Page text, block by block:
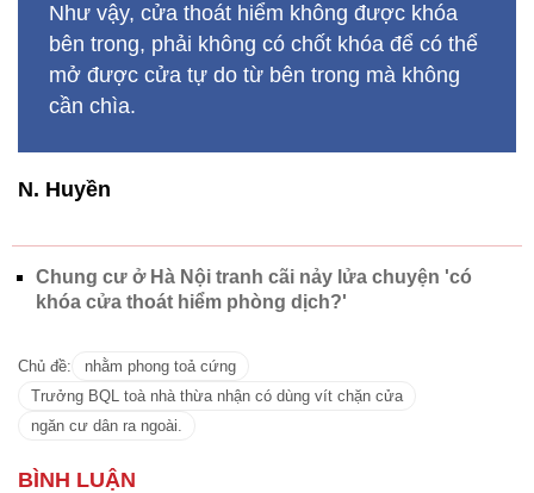
Như vậy, cửa thoát hiểm không được khóa
bên trong, phải không có chốt khóa để có thể
mở được cửa tự do từ bên trong mà không
cần chìa.
N. Huyền
Chung cư ở Hà Nội tranh cãi nảy lửa chuyện 'có
khóa cửa thoát hiểm phòng dịch?'
Chủ đề:
nhằm phong toả cứng
Trưởng BQL toà nhà thừa nhận có dùng vít chặn cửa
ngăn cư dân ra ngoài.